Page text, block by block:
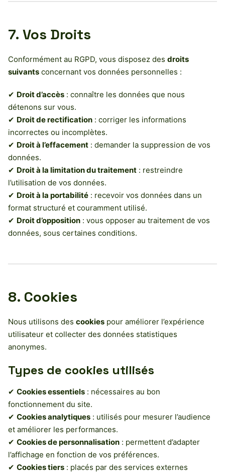
7. Vos Droits
Conformément au RGPD, vous disposez des droits
suivants concernant vos données personnelles :
✔ Droit d’accès : connaître les données que nous
détenons sur vous.
✔ Droit de rectification : corriger les informations
incorrectes ou incomplètes.
✔ Droit à l’effacement : demander la suppression de vos
données.
✔ Droit à la limitation du traitement : restreindre
l’utilisation de vos données.
✔ Droit à la portabilité : recevoir vos données dans un
format structuré et couramment utilisé.
✔ Droit d’opposition : vous opposer au traitement de vos
données, sous certaines conditions.
8. Cookies
Nous utilisons des cookies pour améliorer l’expérience
utilisateur et collecter des données statistiques
anonymes.
Types de cookies utilisés
✔ Cookies essentiels : nécessaires au bon
fonctionnement du site.
✔ Cookies analytiques : utilisés pour mesurer l’audience
et améliorer les performances.
✔ Cookies de personnalisation : permettent d’adapter
l’affichage en fonction de vos préférences.
✔ Cookies tiers : placés par des services externes